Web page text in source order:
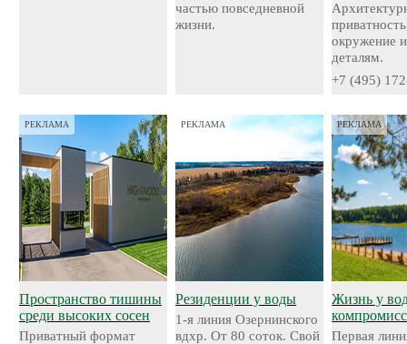
частью повседневной
жизни.
окружение
деталям.
+7 (495)
РЕКЛАМА
Пространство тишины
среди высоких сосен
Приватный формат
РЕКЛАМА
Резиденции у воды
1-я линия Озернинского
вдхр. От 80 соток. Свой
РЕКЛАМА
Жизнь у
Первая